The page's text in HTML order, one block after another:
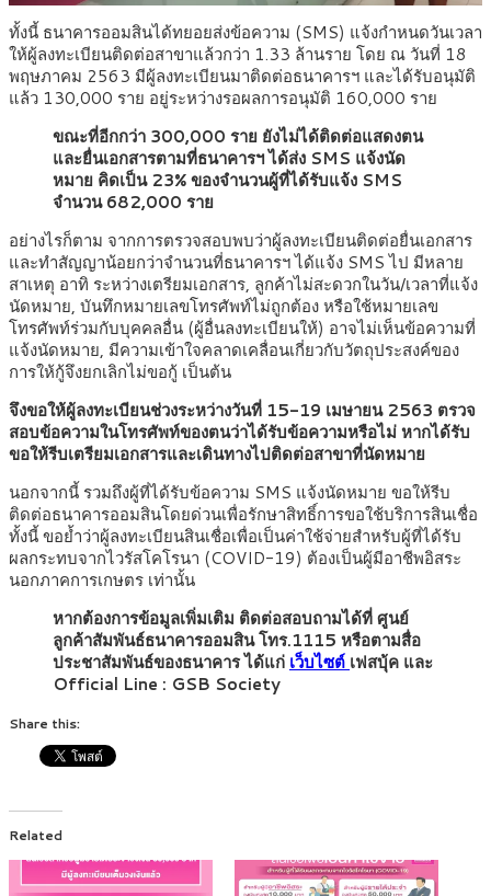
ทั้งนี้ ธนาคารออมสินได้ทยอยส่งข้อความ (SMS) แจ้งกำหนดวันเวลา
ให้ผู้ลงทะเบียนติดต่อสาขาแล้วกว่า 1.33 ล้านราย โดย ณ วันที่ 18
พฤษภาคม 2563 มีผู้ลงทะเบียนมาติดต่อธนาคารฯ และได้รับอนุมัติ
แล้ว 130,000 ราย อยู่ระหว่างรอผลการอนุมัติ 160,000 ราย
ขณะที่อีกกว่า 300,000 ราย ยังไม่ได้ติดต่อแสดงตน
และยื่นเอกสารตามที่ธนาคารฯ ได้ส่ง SMS แจ้งนัด
หมาย คิดเป็น 23% ของจำนวนผู้ที่ได้รับแจ้ง SMS
จำนวน 682,000 ราย
อย่างไรก็ตาม จากการตรวจสอบพบว่าผู้ลงทะเบียนติดต่อยื่นเอกสาร
และทำสัญญาน้อยกว่าจำนวนที่ธนาคารฯ ได้แจ้ง SMS ไป มีหลาย
สาเหตุ อาทิ ระหว่างเตรียมเอกสาร, ลูกค้าไม่สะดวกในวัน/เวลาที่แจ้ง
นัดหมาย, บันทึกหมายเลขโทรศัพท์ไม่ถูกต้อง หรือใช้หมายเลข
โทรศัพท์ร่วมกับบุคคลอื่น (ผู้อื่นลงทะเบียนให้) อาจไม่เห็นข้อความที่
แจ้งนัดหมาย, มีความเข้าใจคลาดเคลื่อนเกี่ยวกับวัตถุประสงค์ของ
การให้กู้จึงยกเลิกไม่ขอกู้ เป็นต้น
จึงขอให้ผู้ลงทะเบียนช่วงระหว่างวันที่ 15-19 เมษายน 2563 ตรวจ
สอบข้อความในโทรศัพท์ของตนว่าได้รับข้อความหรือไม่ หากได้รับ
ขอให้รีบเตรียมเอกสารและเดินทางไปติดต่อสาขาที่นัดหมาย
นอกจากนี้ รวมถึงผู้ที่ได้รับข้อความ SMS แจ้งนัดหมาย ขอให้รีบ
ติดต่อธนาคารออมสินโดยด่วนเพื่อรักษาสิทธิ์การขอใช้บริการสินเชื่อ
ทั้งนี้ ขอย้ำว่าผู้ลงทะเบียนสินเชื่อเพื่อเป็นค่าใช้จ่ายสำหรับผู้ที่ได้รับ
ผลกระทบจากไวรัสโคโรนา (COVID-19) ต้องเป็นผู้มีอาชีพอิสระ
นอกภาคการเกษตร เท่านั้น
หากต้องการข้อมูลเพิ่มเติม ติดต่อสอบถามได้ที่ ศูนย์
ลูกค้าสัมพันธ์ธนาคารออมสิน โทร.1115 หรือตามสื่อ
ประชาสัมพันธ์ของธนาคาร ได้แก่ เว็บไซต์ เฟสบุ้ค และ
Official Line : GSB Society
Share this:
Related